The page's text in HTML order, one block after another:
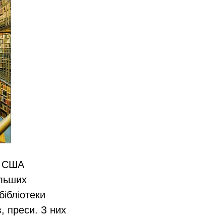
США
преси. З них